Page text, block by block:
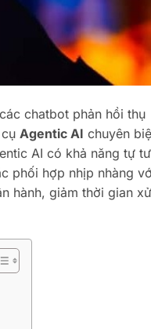
chatbot phản hồi thụ
Agentic AI chuyên
AI có khả năng tự tư
phối hợp nhịp nhàng
hành, giảm thời gian